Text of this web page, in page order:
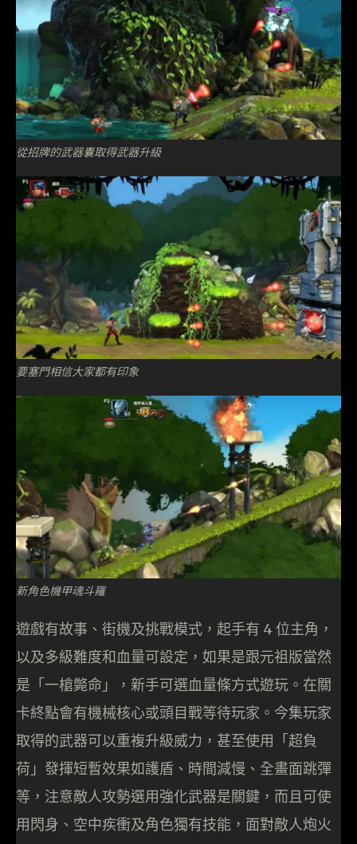
從招牌的武器囊取得武器升級
要塞門相信大家都有印象
新角色機甲魂斗羅
遊戲有故事、街機及挑戰模式，起手有 4 位主角，
以及多級難度和血量可設定，如果是跟元祖版當然
是「一槍斃命」，新手可選血量條方式遊玩。在關
卡終點會有機械核心或頭目戰等待玩家。今集玩家
取得的武器可以重複升級威力，甚至使用「超負
荷」發揮短暫效果如護盾、時間減慢、全畫面跳彈
等，注意敵人攻勢選用強化武器是關鍵，而且可使
用閃身、空中疾衝及角色獨有技能，面對敵人炮火